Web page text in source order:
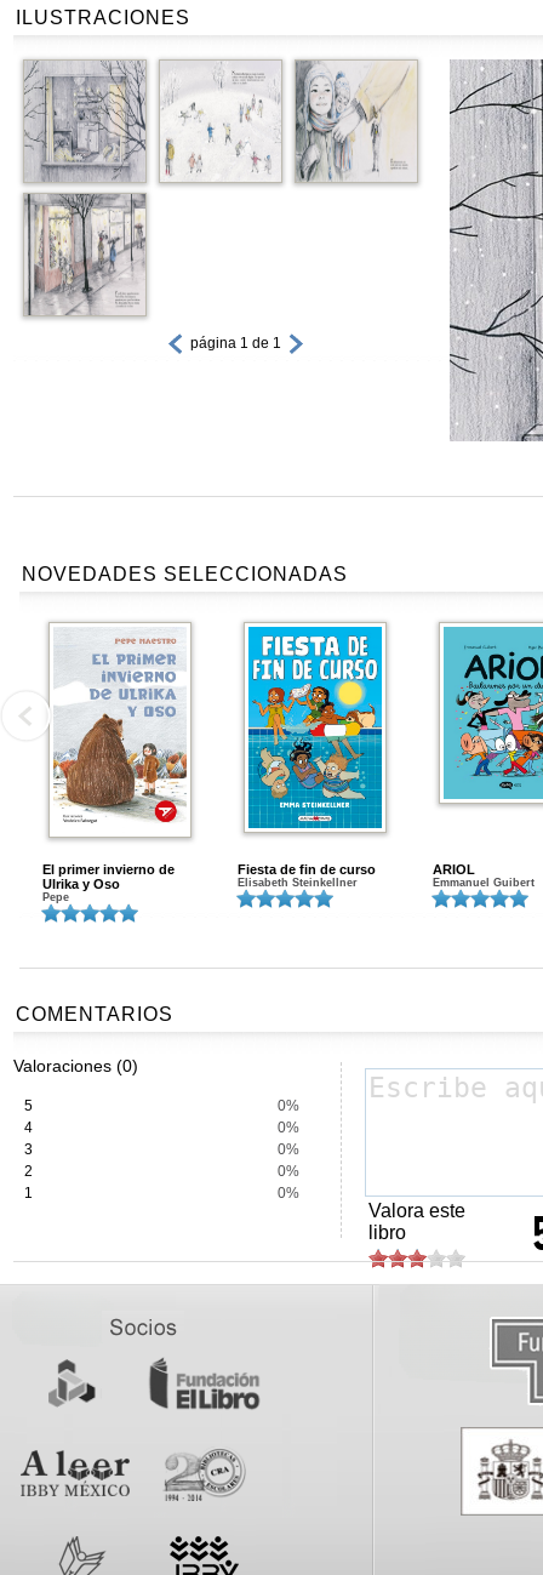
ILUSTRACIONES
página 1 de 1
NOVEDADES SELECCIONADAS
El primer invierno de
Ulrika y Oso
Pepe
Fiesta de fin de curso
Elisabeth Steinkellner
ARIOL
Emmanuel Guibert
COMENTARIOS
Valoraciones (0)
5
0%
4
0%
3
0%
2
0%
1
0%
Valora este
libro